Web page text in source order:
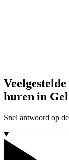
huren in
Snel antwoord op